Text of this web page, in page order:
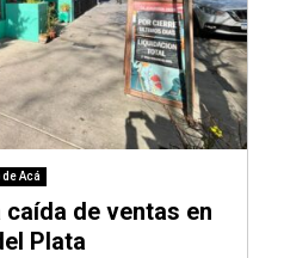
de Acá
de ventas en
Plata